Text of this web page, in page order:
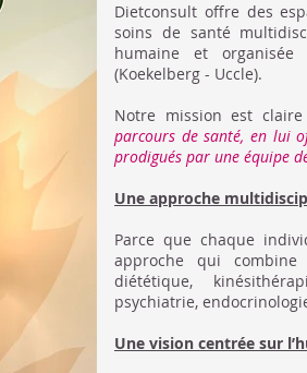
Dietconsult offre des
soins de santé
humaine et
(Koekelberg - Uccle).
Notre mission est
parcours de santé, en lui
prodigués par une équipe
Une approche
Parce que chaque
approche qui combine
diététique,
psychiatrie,
Une vision centrée sur